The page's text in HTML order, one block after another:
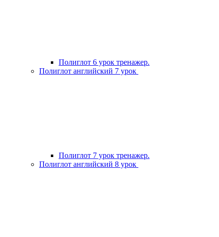
Полиглот 6 урок тренажер.
Полиглот английский 7 урок
Полиглот 7 урок тренажер.
Полиглот английский 8 урок